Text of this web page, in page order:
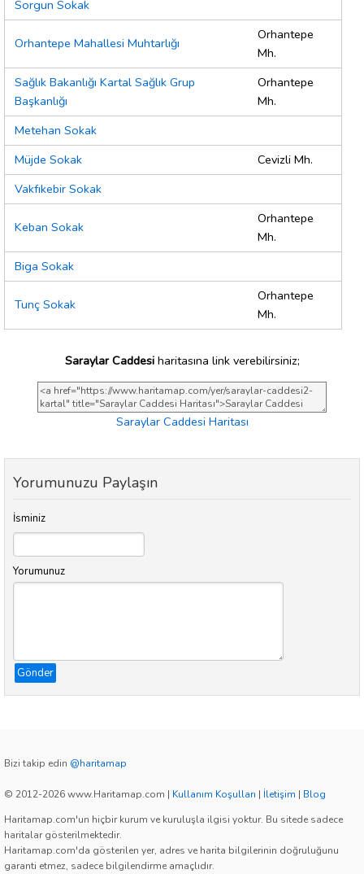
Sorgun Sokak
Orhantepe Mahallesi Muhtarlığı
Orhantepe
Mh.
Sağlık Bakanlığı Kartal Sağlık Grup
Başkanlığı
Orhantepe
Mh.
Metehan Sokak
Müjde Sokak
Cevizli Mh.
Vakfıkebir Sokak
Keban Sokak
Orhantepe
Mh.
Biga Sokak
Tunç Sokak
Orhantepe
Mh.
Saraylar Caddesiharitasına link verebilirsiniz;
Saraylar Caddesi Haritası
Yorumunuzu Paylaşın
İsminiz
Yorumunuz
Gönder
Bizi takip edin @haritamap
© 2012-2026 www.Haritamap.com | Kullanım Koşulları | İletişim | Blog
Haritamap.com'un hiçbir kurum ve kuruluşla ilgisi yoktur. Bu sitede sadece
haritalar gösterilmektedir.
Haritamap.com'da gösterilen yer, adres ve harita bilgilerinin doğruluğunu
garanti etmez, sadece bilgilendirme amaçlıdır.